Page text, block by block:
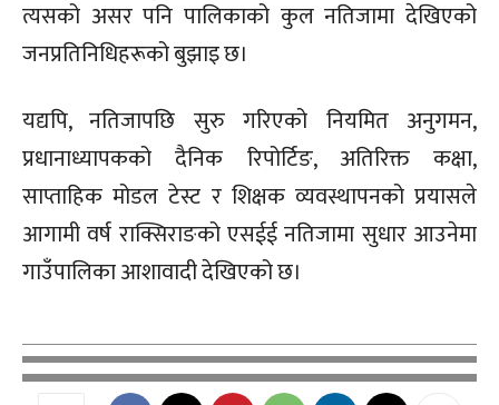
त्यसको असर पनि पालिकाको कुल नतिजामा देखिएको
जनप्रतिनिधिहरूको बुझाइ छ।
यद्यपि, नतिजापछि सुरु गरिएको नियमित अनुगमन,
प्रधानाध्यापकको दैनिक रिपोर्टिङ, अतिरिक्त कक्षा,
साप्ताहिक मोडल टेस्ट र शिक्षक व्यवस्थापनको प्रयासले
आगामी वर्ष राक्सिराङको एसईई नतिजामा सुधार आउनेमा
गाउँपालिका आशावादी देखिएको छ।